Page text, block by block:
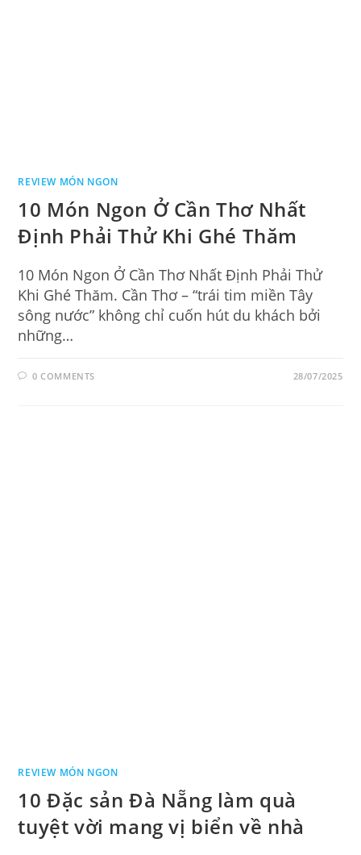
REVIEW MÓN NGON
10 Món Ngon Ở Cần Thơ Nhất
Định Phải Thử Khi Ghé Thăm
10 Món Ngon Ở Cần Thơ Nhất Định Phải Thử
Khi Ghé Thăm. Cần Thơ – “trái tim miền Tây
sông nước” không chỉ cuốn hút du khách bởi
những…
0 COMMENTS 28/07/2025
REVIEW MÓN NGON
10 Đặc sản Đà Nẵng làm quà
tuyệt vời mang vị biển về nhà